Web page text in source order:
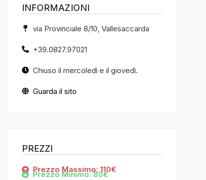
INFORMAZIONI
via Provinciale 8/10, Vallesaccarda
+39.0827.97021
Chiuso il mercoledì e il giovedì.
Guarda il sito
PREZZI
Prezzo Massimo: 110€
Prezzo Minimo: 80€